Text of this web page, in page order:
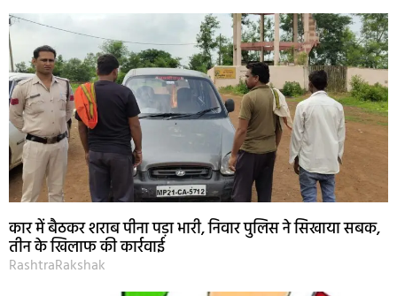
कार में बैठकर शराब पीना पड़ा भारी, निवार पुलिस ने सिखाया सबक,
तीन के खिलाफ की कार्रवाई
RashtraRakshak